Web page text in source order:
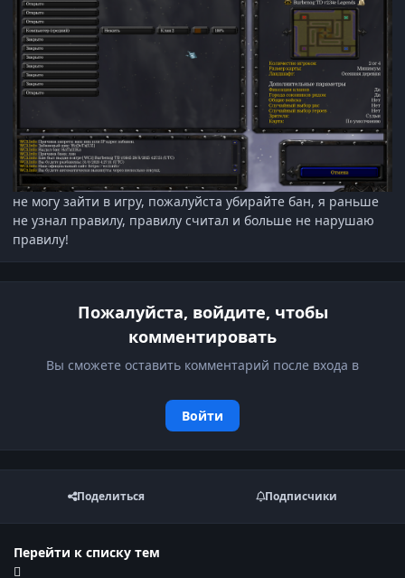
не могу зайти в игру, пожалуйста убирайте бан, я раньше
не узнал правилу, правилу считал и больше не нарушаю
правилу!
Пожалуйста, войдите, чтобы
комментировать
Вы сможете оставить комментарий после входа в
Войти
Поделиться Подписчики
Перейти к списку тем